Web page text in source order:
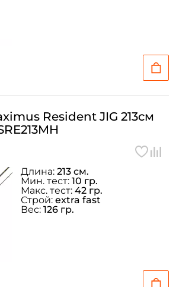
Resident JIG 213см
Длина: 213 см.
Мин. тест: 10 гр.
Макс. тест: 42 гр.
Строй: extra fast
Вес: 126 гр.